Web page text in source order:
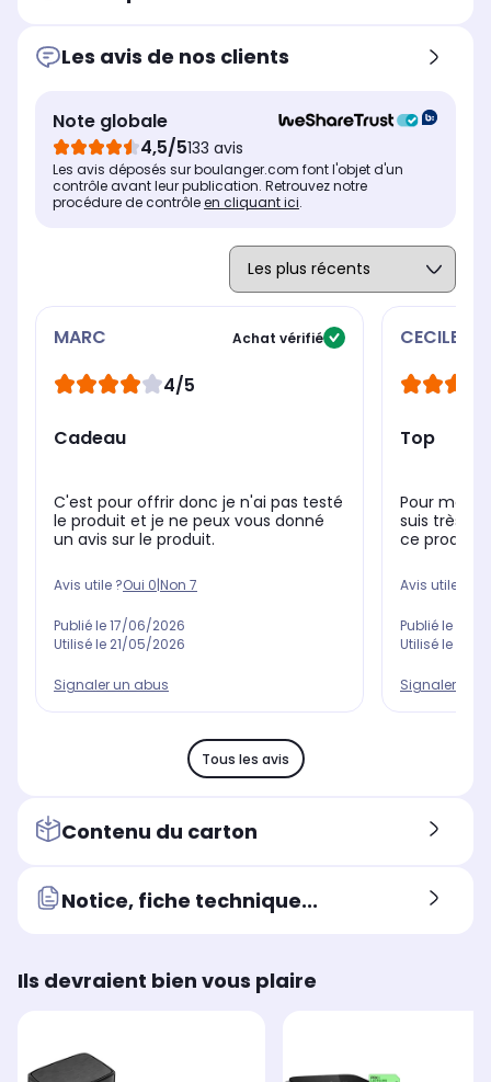
Nombre de programmes :
Cuve amovible
Oui
Minuterie
Oui
Nombre de programmes :
Cuve amovible
Minuterie
Oui
Les avis de nos clients
Note globale
4,5/5133 avis
Les avis déposés sur boulanger.com font l'objet d'un
contrôle avant leur publication. Retrouvez notre
procédure de contrôleen cliquant ici.
MARC Achat vérifié
4/5
Cadeau
C'est pour offrir donc je n'ai pas testé
le produit et je ne peux vous donné
un avis sur le produit.
Avis utile ?Oui 0 Non 7
Publié le17/06/2026
Utilisé le 21/05/2026
Signaler un abus
CECILE
Top
Pour mon
suis très
ce produit à
Avis utile ?
Publié le
Utilisé le
Signaler un
Tous les avis
Contenu du carton
Notice, fiche technique...
Ils devraient bien vous plaire